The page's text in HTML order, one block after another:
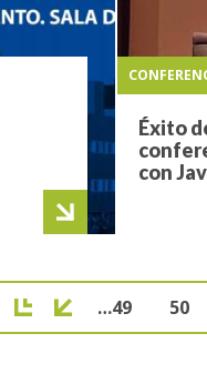
Éxito
con
Paginación
Page
…49 Page
50